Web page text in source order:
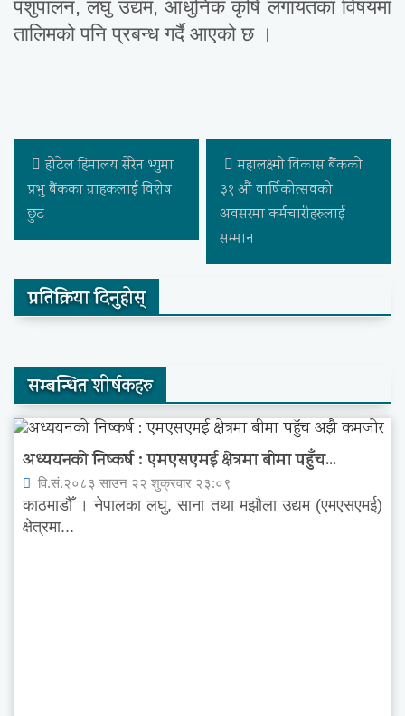
पशुपालन, लघु उद्यम, आधुनिक कृषि लगायतका विषयमा
तालिमको पनि प्रबन्ध गर्दै आएको छ ।
होटेल हिमालय सेरेन भ्युमा
प्रभु बैंकका ग्राहकलाई विशेष
छुट
महालक्ष्मी विकास बैंकको
३१ औं वार्षिकोत्सवको
अवसरमा कर्मचारीहरुलाई
सम्मान
प्रतिक्रिया दिनुहोस्
सम्बन्धित शीर्षकहरु
अध्ययनको निष्कर्ष : एमएसएमई क्षेत्रमा बीमा पहुँच...
वि.सं.२०८३ साउन २२ शुक्रवार २३:०९
काठमाडौँ । नेपालका लघु, साना तथा मझौला उद्यम (एमएसएमई)
क्षेत्रमा...